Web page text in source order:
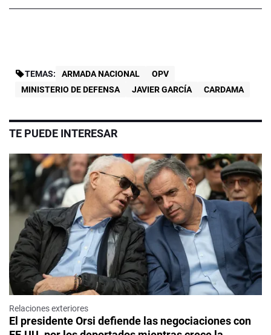
TEMAS: ARMADA NACIONAL
OPV
MINISTERIO DE DEFENSA
JAVIER GARCÍA CARDAMA
TE PUEDE INTERESAR
Relaciones exteriores
El presidente Orsi defiende las negociaciones con